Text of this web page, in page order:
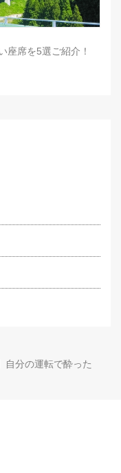
座席を5選ご紹介！
自分の運転で酔った